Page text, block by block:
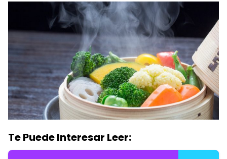
Te Puede Interesar Leer: